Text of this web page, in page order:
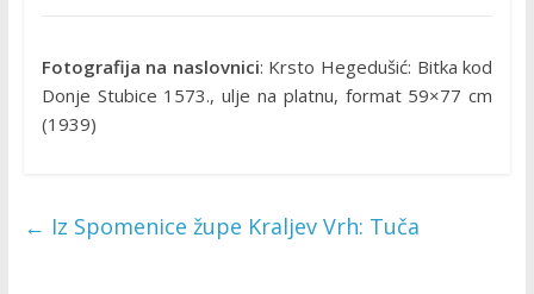
Fotografija na naslovnici: Krsto Hegedušić: Bitka kod
Donje Stubice 1573., ulje na platnu, format 59×77 cm
(1939)
← Iz Spomenice župe Kraljev Vrh: Tuča